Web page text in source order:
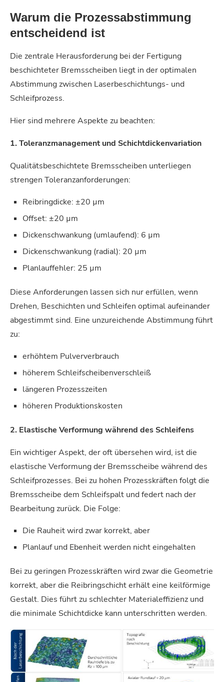
Warum die Prozessabstimmung
entscheidend ist
Die zentrale Herausforderung bei der Fertigung
beschichteter Bremsscheiben liegt in der optimalen
Abstimmung zwischen Laserbeschichtungs- und
Schleifprozess.
Hier sind mehrere Aspekte zu beachten:
1. Toleranzmanagement und Schichtdickenvariation
Qualitätsbeschichtete Bremsscheiben unterliegen
strengen Toleranzanforderungen:
Reibringdicke: ±20 µm
Offset: ±20 µm
Dickenschwankung (umlaufend): 6 µm
Dickenschwankung (radial): 20 µm
Planlauffehler: 25 µm
Diese Anforderungen lassen sich nur erfüllen, wenn
Drehen, Beschichten und Schleifen optimal aufeinander
abgestimmt sind. Eine unzureichende Abstimmung führt
zu:
erhöhtem Pulververbrauch
höherem Schleifscheibenverschleiß
längeren Prozesszeiten
höheren Produktionskosten
2. Elastische Verformung während des Schleifens
Ein wichtiger Aspekt, der oft übersehen wird, ist die
elastische Verformung der Bremsscheibe während des
Schleifprozesses. Bei zu hohen Prozesskräften folgt die
Bremsscheibe dem Schleifspalt und federt nach der
Bearbeitung zurück. Die Folge:
Die Rauheit wird zwar korrekt, aber
Planlauf und Ebenheit werden nicht eingehalten
Bei zu geringen Prozesskräften wird zwar die Geometrie
korrekt, aber die Reibringschicht erhält eine keilförmige
Gestalt. Dies führt zu schlechter Materialeffizienz und
die minimale Schichtdicke kann unterschritten werden.